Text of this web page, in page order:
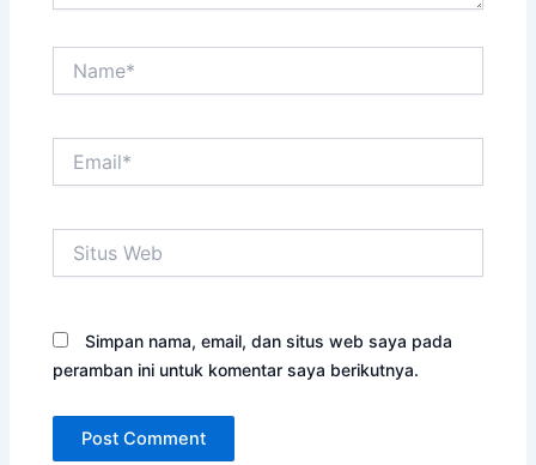
Web
Simpan nama, email, dan situs web saya pada
peramban ini untuk komentar saya berikutnya.